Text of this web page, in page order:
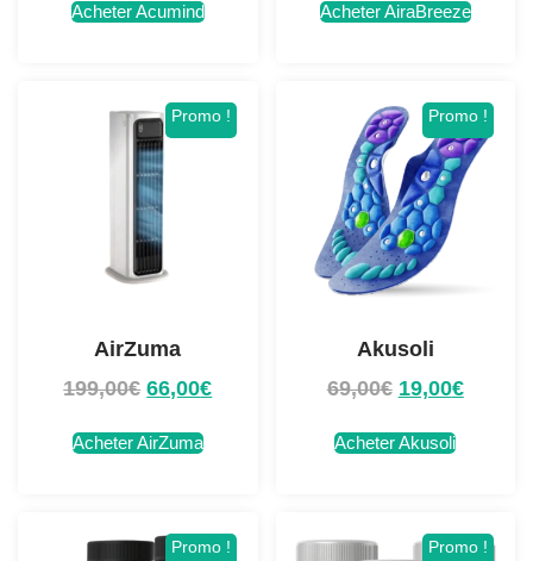
Acheter Acumind Acheter AiraBreeze
Promo !
AirZuma
199,00€ 66,00€
Acheter AirZuma
Promo !
Akusoli
69,00€ 19,00€
Acheter Akusoli
Promo ! Promo !